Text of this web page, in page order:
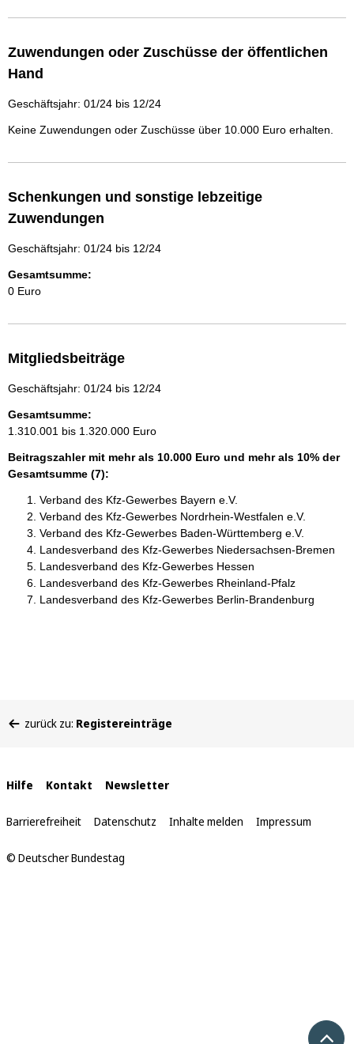
Zuwendungen oder Zuschüsse der öffentlichen
Hand
Geschäftsjahr: 01/24 bis 12/24
Keine Zuwendungen oder Zuschüsse über 10.000 Euro erhalten.
Schenkungen und sonstige lebzeitige
Zuwendungen
Geschäftsjahr: 01/24 bis 12/24
Gesamtsumme:
0 Euro
Mitgliedsbeiträge
Geschäftsjahr: 01/24 bis 12/24
Gesamtsumme:
1.310.001 bis 1.320.000 Euro
Beitragszahler mit mehr als 10.000 Euro und mehr als 10% der
Gesamtsumme (7):
Verband des Kfz-Gewerbes Bayern e.V.
Verband des Kfz-Gewerbes Nordrhein-Westfalen e.V.
Verband des Kfz-Gewerbes Baden-Württemberg e.V.
Landesverband des Kfz-Gewerbes Niedersachsen-Bremen
Landesverband des Kfz-Gewerbes Hessen
Landesverband des Kfz-Gewerbes Rheinland-Pfalz
Landesverband des Kfz-Gewerbes Berlin-Brandenburg
befinden
zurück zu: Registereinträge
Interne
Links
Hilfe Kontakt Newsletter
Barrierefreiheit Datenschutz Inhalte melden Impressum
© Deutscher Bundestag